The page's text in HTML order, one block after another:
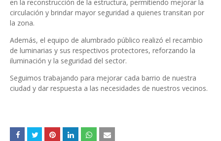
en la reconstrucción de la estructura, permitiendo mejorar la
circulación y brindar mayor seguridad a quienes transitan por
la zona.
Además, el equipo de alumbrado público realizó el recambio
de luminarias y sus respectivos protectores, reforzando la
iluminación y la seguridad del sector.
Seguimos trabajando para mejorar cada barrio de nuestra
ciudad y dar respuesta a las necesidades de nuestros vecinos.